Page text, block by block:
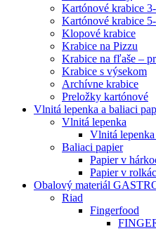
Kartónové krabice
Kartónové krabice
Klopové krabice
Krabice na Pizzu
Krabice na fľaše –
Krabice s výsekom
Archívne krabice
Preložky kartónové
Vlnitá lepenka a baliaci
Vlnitá lepenka
Vlnitá
Baliaci papier
Papier v
Papier v
Obalový materiál
Riad
Fingerfood